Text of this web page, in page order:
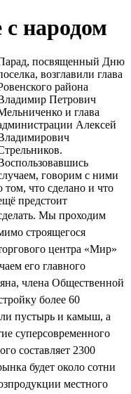
народом
посвященный Дню
возглавили глава
района
Петрович
и глава
Алексей
говорим с ними
том, что сделано и что
предстоит
Мы проходим
строящегося
центра «Мир»
его главного
члена Общественной
более 60
пустырь и камыш, а
суперсовременного
составляет 2300
будет около сотни
местного